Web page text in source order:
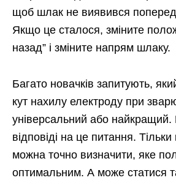
щоб шлак не виявився
Якщо це сталося, зміните
назад” і зміните напрям шлаку.
Багато новачків запитують,
кут нахилу електроду при
універсальний або найкращий.
відповіді на це питання.
можна точно визначити, яке
оптимальним. А може статися